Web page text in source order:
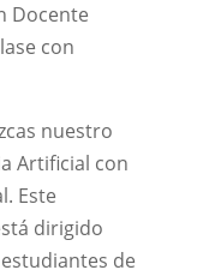
Docente
con
nuestro
Artificial con
Este
dirigido
de